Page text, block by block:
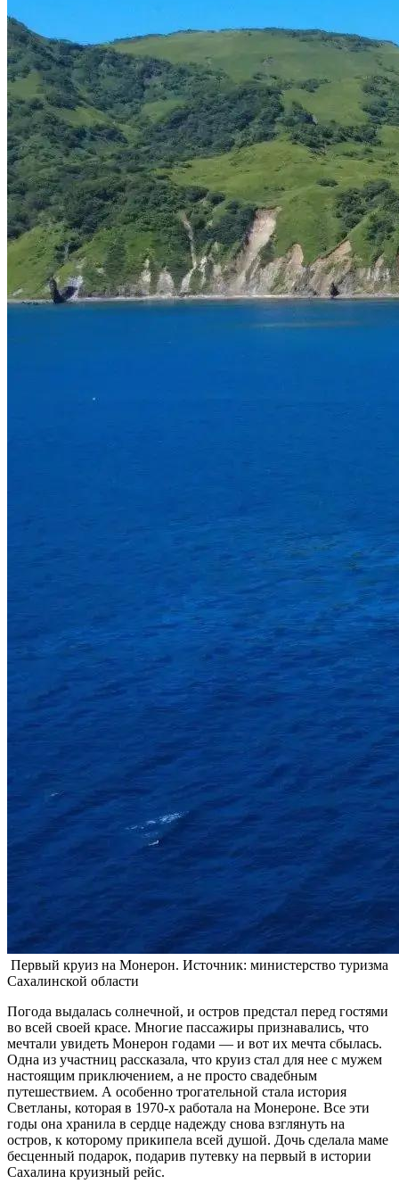
Первый круиз на Монерон. Источник: министерство туризма
Сахалинской области
Погода выдалась солнечной, и остров предстал перед гостями
во всей своей красе. Многие пассажиры признавались, что
мечтали увидеть Монерон годами — и вот их мечта сбылась.
Одна из участниц рассказала, что круиз стал для нее с мужем
настоящим приключением, а не просто свадебным
путешествием. А особенно трогательной стала история
Светланы, которая в 1970-х работала на Монероне. Все эти
годы она хранила в сердце надежду снова взглянуть на
остров, к которому прикипела всей душой. Дочь сделала маме
бесценный подарок, подарив путевку на первый в истории
Сахалина круизный рейс.